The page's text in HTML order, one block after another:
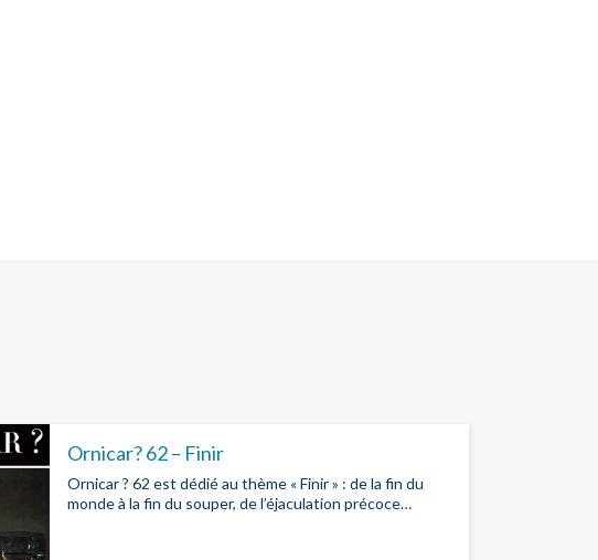
Ornicar? 62 – Finir
Ornicar ? 62 est dédié au thème « Finir » : de la fin du
monde à la fin du souper, de l’éjaculation précoce…